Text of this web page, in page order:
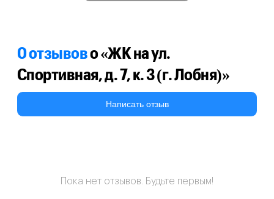
0 отзывово «ЖК на ул.
Спортивная, д. 7, к. 3 (г. Лобня)»
Написать отзыв
Пока нет отзывов. Будьте первым!